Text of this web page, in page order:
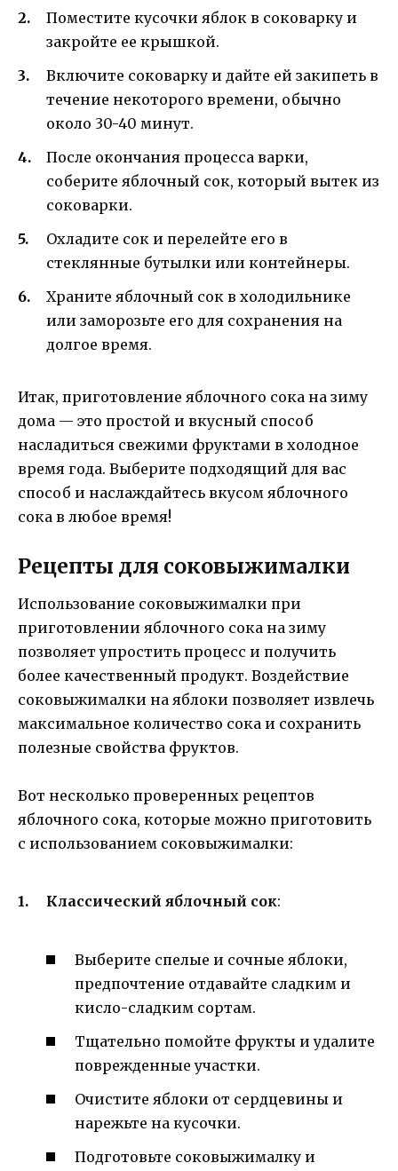
Поместите кусочки яблок в соковарку и
закройте ее крышкой.
Включите соковарку и дайте ей закипеть в
течение некоторого времени, обычно
около 30-40 минут.
После окончания процесса варки,
соберите яблочный сок, который вытек из
соковарки.
Охладите сок и перелейте его в
стеклянные бутылки или контейнеры.
Храните яблочный сок в холодильнике
или заморозьте его для сохранения на
долгое время.
Итак, приготовление яблочного сока на зиму
дома — это простой и вкусный способ
насладиться свежими фруктами в холодное
время года. Выберите подходящий для вас
способ и наслаждайтесь вкусом яблочного
сока в любое время!
Рецепты для соковыжималки
Использование соковыжималки при
приготовлении яблочного сока на зиму
позволяет упростить процесс и получить
более качественный продукт. Воздействие
соковыжималки на яблоки позволяет извлечь
максимальное количество сока и сохранить
полезные свойства фруктов.
Вот несколько проверенных рецептов
яблочного сока, которые можно приготовить
с использованием соковыжималки:
Классический яблочный сок:
Выберите спелые и сочные яблоки,
предпочтение отдавайте сладким и
кисло-сладким сортам.
Тщательно помойте фрукты и удалите
поврежденные участки.
Очистите яблоки от сердцевины и
нарежьте на кусочки.
Подготовьте соковыжималку и